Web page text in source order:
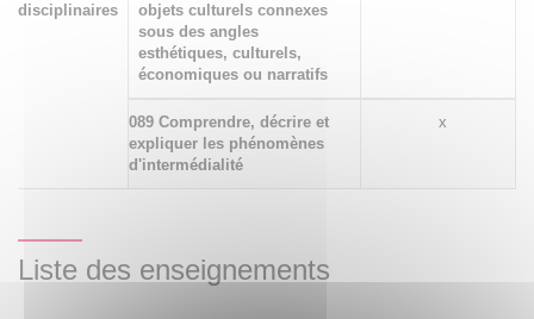
disciplinaires
objets culturels connexes
sous des angles
esthétiques, culturels,
économiques ou narratifs
089 Comprendre, décrire et
expliquer les phénomènes
d'intermédialité
x
Liste des enseignements